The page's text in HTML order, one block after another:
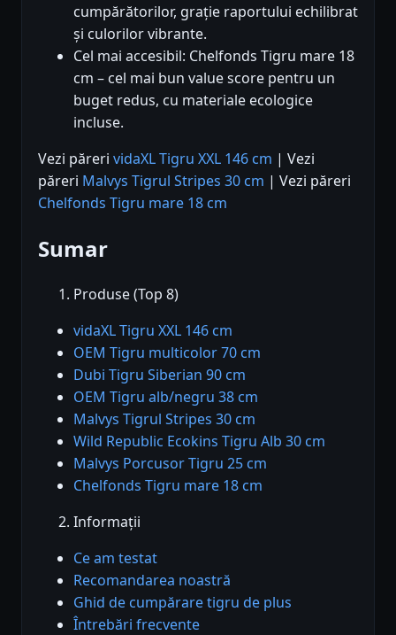
cumpărătorilor, grație raportului echilibrat
și culorilor vibrante.
Cel mai accesibil: Chelfonds Tigru mare 18
cm – cel mai bun value score pentru un
buget redus, cu materiale ecologice
incluse.
Vezi păreri vidaXL Tigru XXL 146 cm | Vezi
păreri Malvys Tigrul Stripes 30 cm | Vezi păreri
Chelfonds Tigru mare 18 cm
Sumar
Produse (Top 8)
vidaXL Tigru XXL 146 cm
OEM Tigru multicolor 70 cm
Dubi Tigru Siberian 90 cm
OEM Tigru alb/negru 38 cm
Malvys Tigrul Stripes 30 cm
Wild Republic Ecokins Tigru Alb 30 cm
Malvys Porcusor Tigru 25 cm
Chelfonds Tigru mare 18 cm
Informații
Ce am testat
Recomandarea noastră
Ghid de cumpărare tigru de plus
Întrebări frecvente